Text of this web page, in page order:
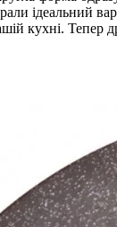
ідеальний
кухні. Тепер